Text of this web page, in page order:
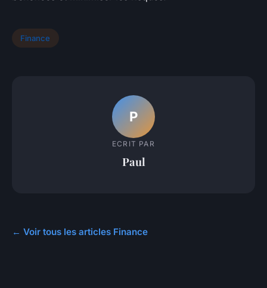
Finance
P
ECRIT PAR
Paul
← Voir tous les articles Finance